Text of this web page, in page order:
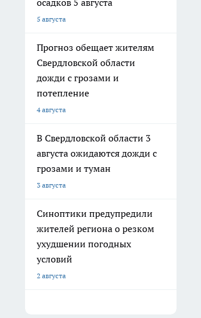
осадков 5 августа
5 августа
Прогноз обещает жителям
Свердловской области
дожди с грозами и
потепление
4 августа
В Свердловской области 3
августа ожидаются дожди с
грозами и туман
3 августа
Синоптики предупредили
жителей региона о резком
ухудшении погодных
условий
2 августа